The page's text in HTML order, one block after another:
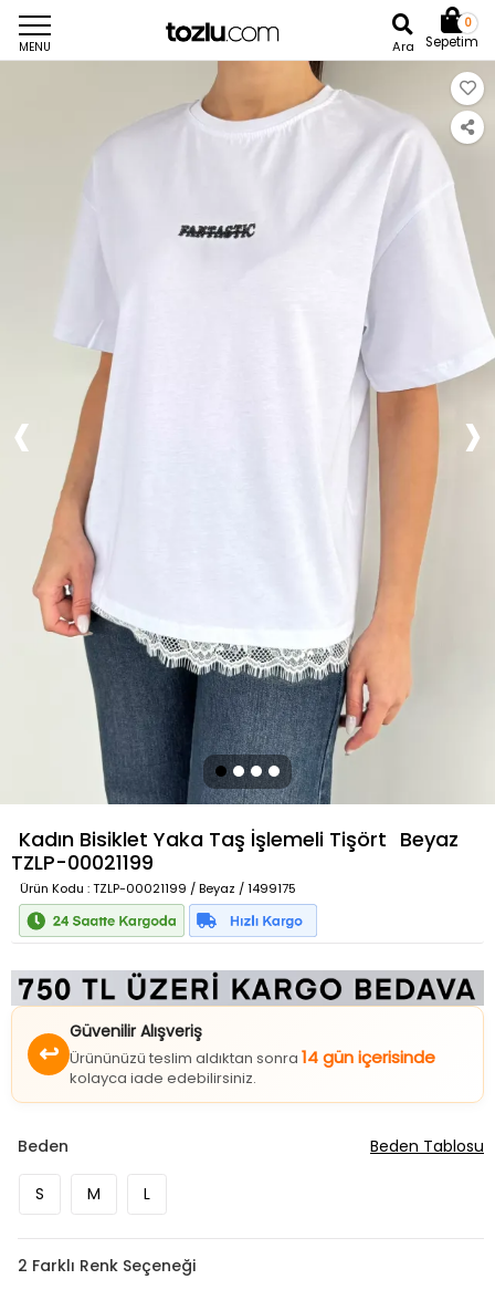
MENU Ara
0
Sepetim
Kadın Bisiklet Yaka Taş İşlemeli Tişört Beyaz
TZLP-00021199
Ürün Kodu : TZLP-00021199 / Beyaz / 1499175
↩
Güvenilir Alışveriş
Ürününüzü teslim aldıktan sonra 14 gün içerisinde
kolayca iade edebilirsiniz.
Beden
S M L
Beden Tablosu
2 Farklı Renk Seçeneği